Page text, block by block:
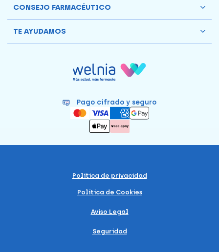
Pago cifrado y seguro
CONSEJO FARMACÉUTICO
TE AYUDAMOS
Política de privacidad
Política de Cookies
Aviso Legal
Seguridad